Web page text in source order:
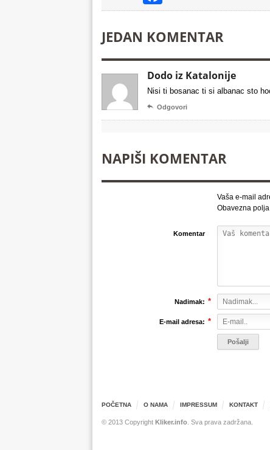
JEDAN KOMENTAR
Dodo iz Katalonije
Nisi ti bosanac ti si albanac sto
 Odgovori
NAPIŠI KOMENTAR
Vaša e-mail
Obavezna
Komentar
Nadimak: *
E-mail adresa: *
POČETNA O NAMA IMPRESSUM KONTAKT
© 2013 Copyright Kliker.info . Sva prava zadržana.